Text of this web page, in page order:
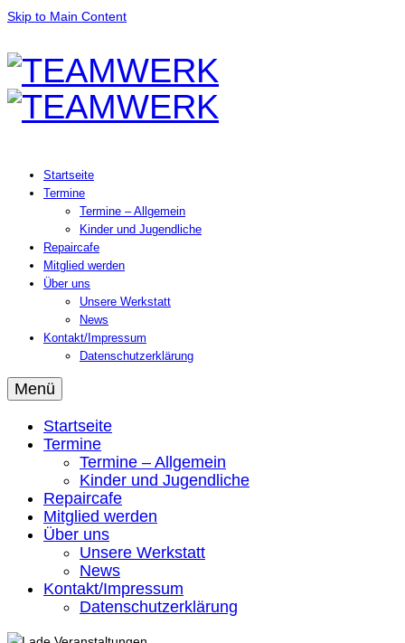
Skip to Main Content
Startseite
Termine
Termine – Allgemein
Kinder und Jugendliche
Repaircafe
Mitglied werden
Über uns
Unsere Werkstatt
News
Kontakt/Impressum
Datenschutzerklärung
Menü
Startseite
Termine
Termine – Allgemein
Kinder und Jugendliche
Repaircafe
Mitglied werden
Über uns
Unsere Werkstatt
News
Kontakt/Impressum
Datenschutzerklärung